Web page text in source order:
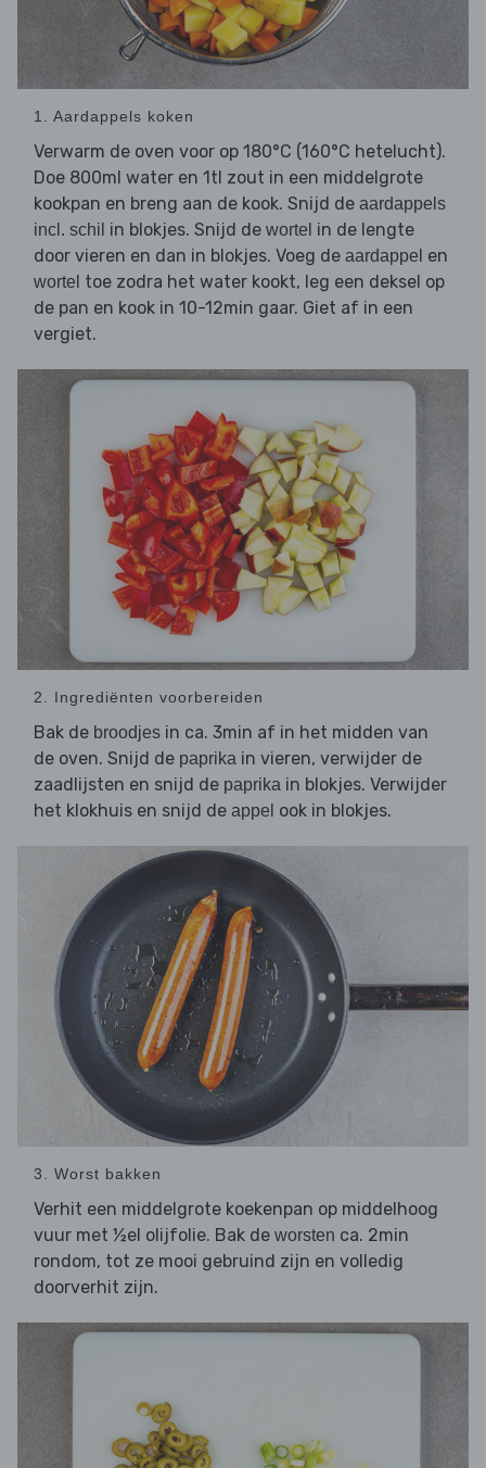
1. Aardappels koken
Verwarm de oven voor op 180°C (160°C hetelucht).
Doe 800ml water en 1tl zout in een middelgrote
kookpan en breng aan de kook. Snijd de aardappels
incl. schil in blokjes. Snijd de wortel in de lengte
door vieren en dan in blokjes. Voeg de aardappel en
wortel toe zodra het water kookt, leg een deksel op
de pan en kook in 10-12min gaar. Giet af in een
vergiet.
2. Ingrediënten voorbereiden
Bak de broodjes in ca. 3min af in het midden van
de oven. Snijd de paprika in vieren, verwijder de
zaadlijsten en snijd de paprika in blokjes. Verwijder
het klokhuis en snijd de appel ook in blokjes.
3. Worst bakken
Verhit een middelgrote koekenpan op middelhoog
vuur met ½el olijfolie. Bak de worsten ca. 2min
rondom, tot ze mooi gebruind zijn en volledig
doorverhit zijn.